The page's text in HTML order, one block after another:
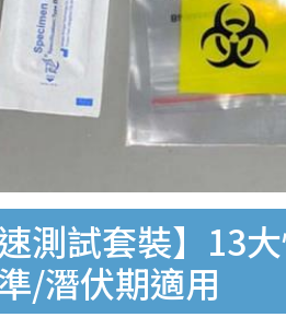
速測試套裝】13
/潛伏期適用